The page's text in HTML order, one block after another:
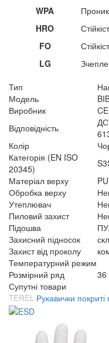
WPA
HRO
FO
LG
Тип
Модель
Виробник
Відповідність
Колір
Категорія (EN ISO
20345)
Матеріал верху
Обробка верху
Утеплювач
Пиловий захист
Підошва
Захисний підносок
Захист від проколу
Температурний режим
Розмірний ряд
36
Супутні товари
TEREL Рукавички